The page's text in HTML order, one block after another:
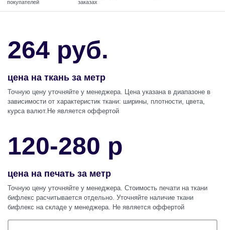
покупателей
заказах
264 руб.
цена на ткань за метр
Точную цену уточняйте у менеджера. Цена указана в диапазоне в
зависимости от характеристик ткани: ширины, плотности, цвета,
курса валют.Не является оффертой
120-280 р
цена на печать за метр
Точную цену уточняйте у менеджера. Стоимость печати на ткани
бифлекс расчитывается отдельно. Уточняйте наличие ткани
бифлекс на складе у менеджера. Не является оффертой